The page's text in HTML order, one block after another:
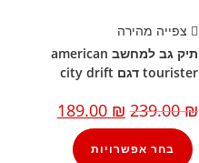
צפייה מהירה
תיק גב למחשב american
tourister דגם city drift
239.00₪
189.00 ₪
בחר אפשרויות